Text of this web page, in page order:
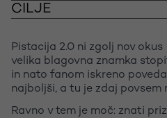
CILJE
Pistacija 2.0 ni zgolj nov
velika blagovna znamka
in nato fanom iskreno
najboljši, a tu je zdaj povsem
Ravno v tem je moč: znati